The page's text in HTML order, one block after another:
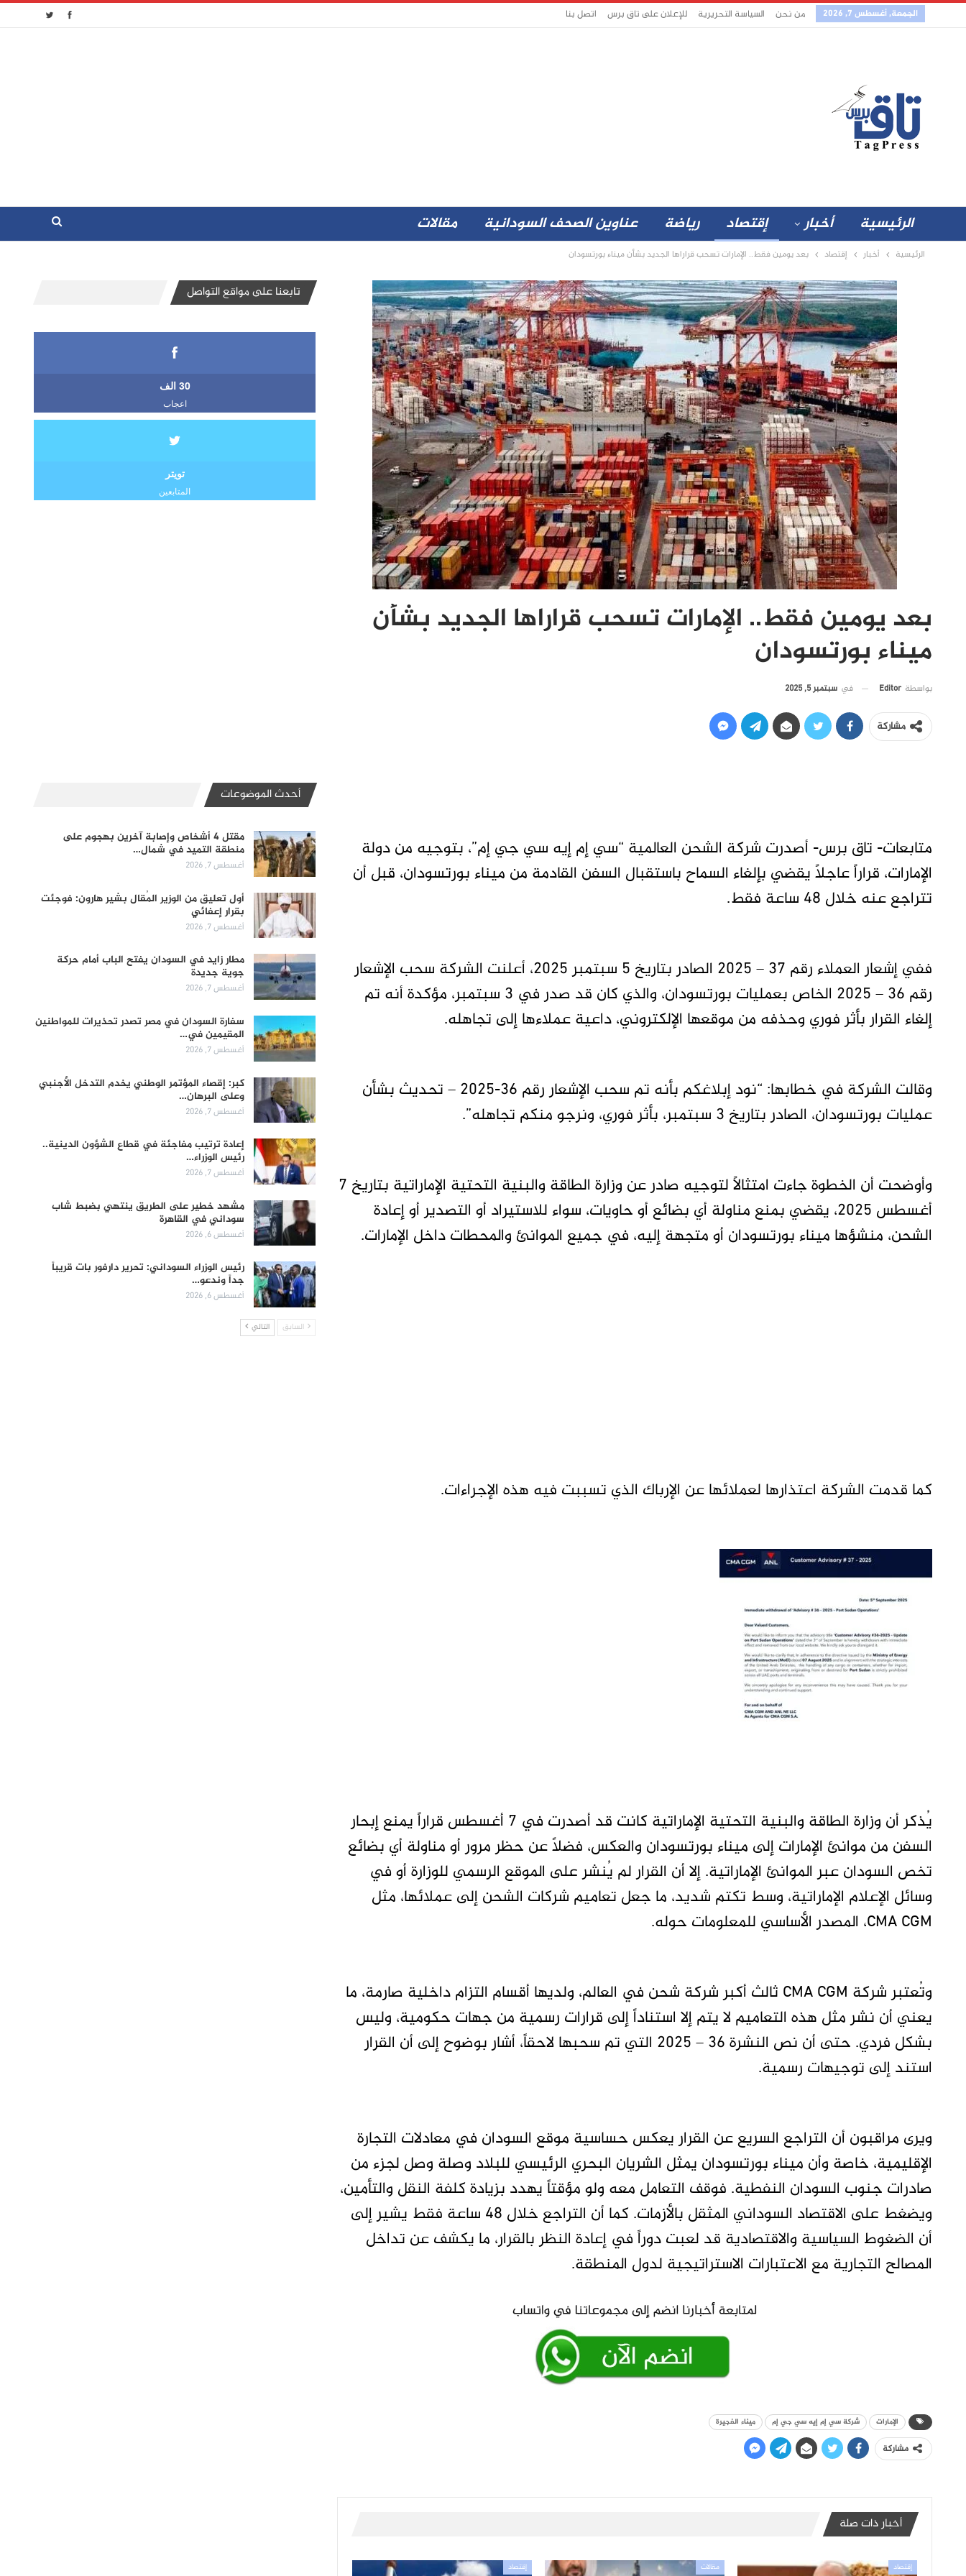
الجمعة, أغسطس 7, 2026 من نحن السياسة التحريرية للإعلان على تاق برس اتصل بنا
الرئيسية أخبار إقتصاد رياضة عناوين الصحف السودانية مقالات
الرئيسية أخبار إقتصاد بعد يومين فقط.. الإمارات تسحب قراراها الجديد بشأن ميناء بورتسودان
بعد يومين فقط.. الإمارات تسحب قراراها الجديد بشأن
ميناء بورتسودان
بواسطة Editor في سبتمبر 5, 2025
مشاركة
متابعات- تاق برس- أصدرت شركة الشحن العالمية “سي إم إيه سي جي إم”، بتوجيه من دولة
الإمارات، قراراً عاجلاً يقضي بإلغاء السماح باستقبال السفن القادمة من ميناء بورتسودان، قبل أن
تتراجع عنه خلال 48 ساعة فقط.
ففي إشعار العملاء رقم 37 – 2025 الصادر بتاريخ 5 سبتمبر 2025، أعلنت الشركة سحب الإشعار
رقم 36 – 2025 الخاص بعمليات بورتسودان، والذي كان قد صدر في 3 سبتمبر، مؤكدة أنه تم
إلغاء القرار بأثر فوري وحذفه من موقعها الإلكتروني، داعية عملاءها إلى تجاهله.
وقالت الشركة في خطابها: “نود إبلاغكم بأنه تم سحب الإشعار رقم 36-2025 – تحديث بشأن
عمليات بورتسودان، الصادر بتاريخ 3 سبتمبر، بأثر فوري، ونرجو منكم تجاهله”.
وأوضحت أن الخطوة جاءت امتثالاً لتوجيه صادر عن وزارة الطاقة والبنية التحتية الإماراتية بتاريخ 7
أغسطس 2025، يقضي بمنع مناولة أي بضائع أو حاويات، سواء للاستيراد أو التصدير أو إعادة
الشحن، منشؤها ميناء بورتسودان أو متجهة إليه، في جميع الموانئ والمحطات داخل الإمارات.
كما قدمت الشركة اعتذارها لعملائها عن الإرباك الذي تسببت فيه هذه الإجراءات.
يُذكر أن وزارة الطاقة والبنية التحتية الإماراتية كانت قد أصدرت في 7 أغسطس قراراً يمنع إبحار
السفن من موانئ الإمارات إلى ميناء بورتسودان والعكس، فضلاً عن حظر مرور أو مناولة أي بضائع
تخص السودان عبر الموانئ الإماراتية. إلا أن القرار لم يُنشر على الموقع الرسمي للوزارة أو في
وسائل الإعلام الإماراتية، وسط تكتم شديد، ما جعل تعاميم شركات الشحن إلى عملائها، مثل
CMA CGM، المصدر الأساسي للمعلومات حوله.
وتُعتبر شركة CMA CGM ثالث أكبر شركة شحن في العالم، ولديها أقسام التزام داخلية صارمة، ما
يعني أن نشر مثل هذه التعاميم لا يتم إلا استناداً إلى قرارات رسمية من جهات حكومية، وليس
بشكل فردي. حتى أن نص النشرة 36 – 2025 التي تم سحبها لاحقاً، أشار بوضوح إلى أن القرار
استند إلى توجيهات رسمية.
ويرى مراقبون أن التراجع السريع عن القرار يعكس حساسية موقع السودان في معادلات التجارة
الإقليمية، خاصة وأن ميناء بورتسودان يمثل الشريان البحري الرئيسي للبلاد وصلة وصل لجزء من
صادرات جنوب السودان النفطية. فوقف التعامل معه ولو مؤقتاً يهدد بزيادة كلفة النقل والتأمين،
ويضغط على الاقتصاد السوداني المثقل بالأزمات. كما أن التراجع خلال 48 ساعة فقط يشير إلى
أن الضغوط السياسية والاقتصادية قد لعبت دوراً في إعادة النظر بالقرار، ما يكشف عن تداخل
المصالح التجارية مع الاعتبارات الاستراتيجية لدول المنطقة.
الإمارات شركة سي إم إيه سي جي إم ميناء الفجيرة
مشاركة
أخبار ذات صلة
إقتصاد مقالات إقتصاد
تابعنا على مواقع التواصل
30 الف
اعجاب
تويتر
المتابعين
أحدث الموضوعات
مقتل 4 أشخاص وإصابة آخرين بهجوم على
منطقة التميد في شمال…
أغسطس 7, 2026
أول تعليق من الوزير المُقال بشير هارون: فوجئت
بقرار إعفائي
أغسطس 7, 2026
مطار زايد في السودان يفتح الباب أمام حركة
جوية جديدة
أغسطس 7, 2026
سفارة السودان في مصر تصدر تحذيرات للمواطنين
المقيمين في…
أغسطس 7, 2026
كبر: إقصاء المؤتمر الوطني يخدم التدخل الأجنبي
وعلى البرهان…
أغسطس 7, 2026
إعادة ترتيب مفاجئة في قطاع الشؤون الدينية..
رئيس الوزراء…
أغسطس 7, 2026
مشهد خطير على الطريق ينتهي بضبط شاب
سوداني في القاهرة
أغسطس 6, 2026
رئيس الوزراء السوداني: تحرير دارفور بات قريباً
جداً وندعو…
أغسطس 6, 2026
السابق التالي